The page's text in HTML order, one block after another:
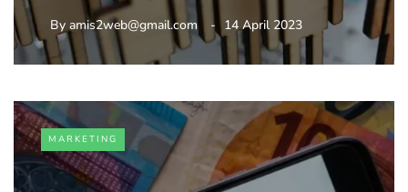
By amis2web@gmail.com 14 April 2023
MARKETING